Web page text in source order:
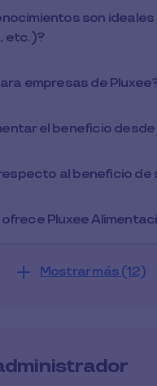
son
etc.)?
empresas de
el beneficio
al beneficio
Pluxee
Mostrar más (12)